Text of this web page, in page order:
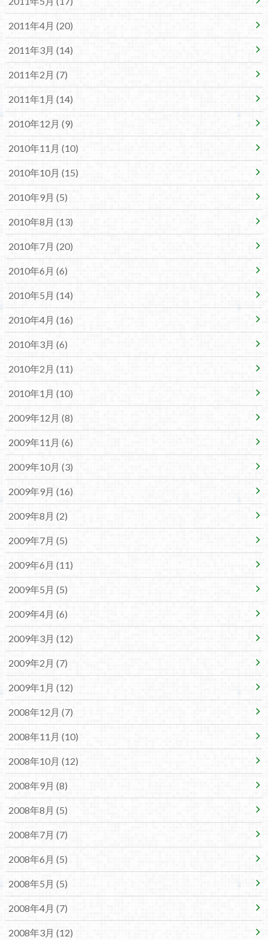
2011年4月 (20)
2011年3月 (14)
2011年2月 (7)
2011年1月 (14)
2010年12月 (9)
2010年11月 (10)
2010年10月 (15)
2010年9月 (5)
2010年8月 (13)
2010年7月 (20)
2010年6月 (6)
2010年5月 (14)
2010年4月 (16)
2010年3月 (6)
2010年2月 (11)
2010年1月 (10)
2009年12月 (8)
2009年11月 (6)
2009年10月 (3)
2009年9月 (16)
2009年8月 (2)
2009年7月 (5)
2009年6月 (11)
2009年5月 (5)
2009年4月 (6)
2009年3月 (12)
2009年2月 (7)
2009年1月 (12)
2008年12月 (7)
2008年11月 (10)
2008年10月 (12)
2008年9月 (8)
2008年8月 (5)
2008年7月 (7)
2008年6月 (5)
2008年5月 (5)
2008年4月 (7)
2008年3月 (12)